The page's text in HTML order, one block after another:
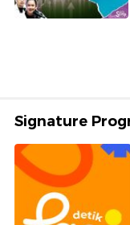
Signature